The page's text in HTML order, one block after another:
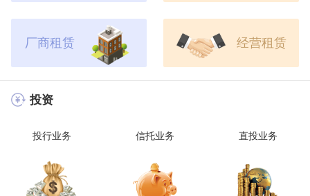
厂商租赁 经营租赁
投资
投行业务 信托业务 直投业务